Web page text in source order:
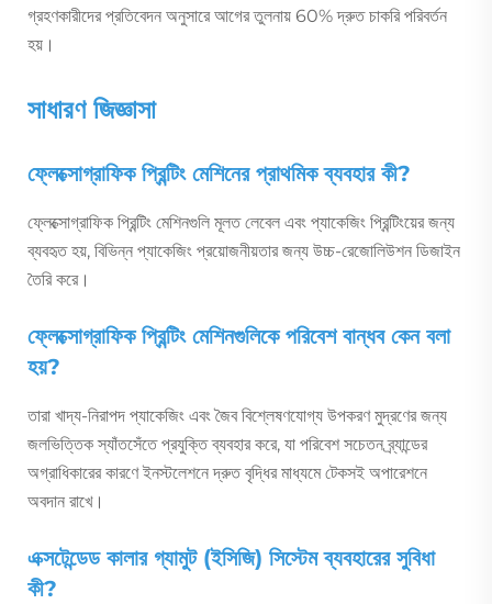
গ্রহণকারীদের প্রতিবেদন অনুসারে আগের তুলনায় 60% দ্রুত চাকরি পরিবর্তন
হয়।
সাধারণ জিজ্ঞাসা
ফ্লেক্সোগ্রাফিক প্রিন্টিং মেশিনের প্রাথমিক ব্যবহার কী?
ফ্লেক্সোগ্রাফিক প্রিন্টিং মেশিনগুলি মূলত লেবেল এবং প্যাকেজিং প্রিন্টিংয়ের জন্য
ব্যবহৃত হয়, বিভিন্ন প্যাকেজিং প্রয়োজনীয়তার জন্য উচ্চ-রেজোলিউশন ডিজাইন
তৈরি করে।
ফ্লেক্সোগ্রাফিক প্রিন্টিং মেশিনগুলিকে পরিবেশ বান্ধব কেন বলা
হয়?
তারা খাদ্য-নিরাপদ প্যাকেজিং এবং জৈব বিশ্লেষণযোগ্য উপকরণ মুদ্রণের জন্য
জলভিত্তিক স্যাঁতসেঁতে প্রযুক্তি ব্যবহার করে, যা পরিবেশ সচেতন ব্র্যান্ডের
অগ্রাধিকারের কারণে ইনস্টলেশনে দ্রুত বৃদ্ধির মাধ্যমে টেকসই অপারেশনে
অবদান রাখে।
এক্সটেন্ডেড কালার গ্যামুট (ইসিজি) সিস্টেম ব্যবহারের সুবিধা
কী?